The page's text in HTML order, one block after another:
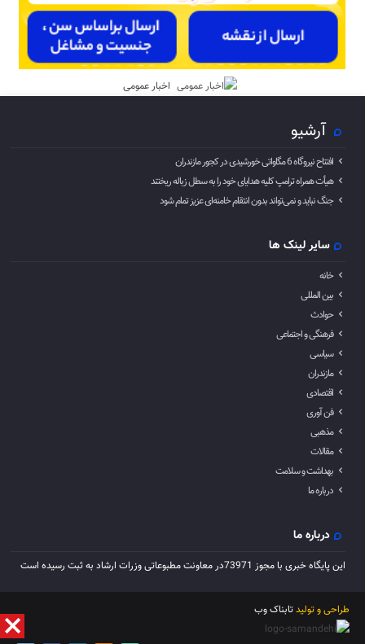
اخبار عمومی
آرشیو
افتتاح نیروگاه 6 مگاواتی خورشیدی در کجور مازندران
هیأت همراه ترامپ کلیه هدایای خود را به سطل زباله ریختند
جنگ نباید و نمی‌تواند بدون انتقام خامنه‌ای عزیز تمام شود
سایر لینک ها
خانه
بین المللی
حوادث
فرهنگی و اجتماعی
سیاسی
مازندران
اقتصادی
فن آوری
مذهبی
مقالات
بهداشت و سلامت
درباره ما
درباره ما
این پایگاه خبری با مجوز 73971در معاونت مطبوعاتی وزرات ارشاد به ثبت رسیده است
طراحی و تولیدتابناک وب